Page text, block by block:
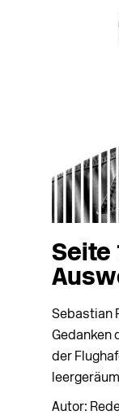
Seite
Sebastian
Gedanken
der
Autor: